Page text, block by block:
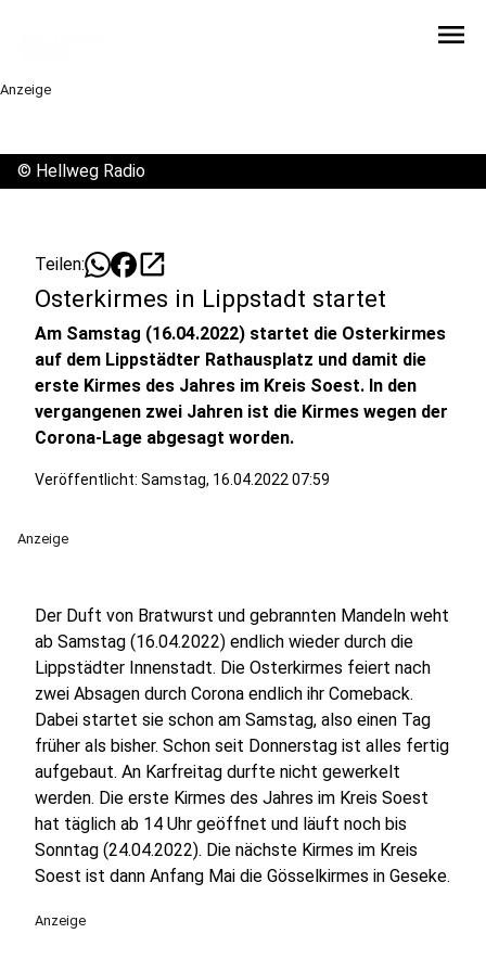
menu
Anzeige
© Hellweg Radio
Teilen: open_in_new
Osterkirmes in Lippstadt startet
Am Samstag (16.04.2022) startet die Osterkirmes
auf dem Lippstädter Rathausplatz und damit die
erste Kirmes des Jahres im Kreis Soest. In den
vergangenen zwei Jahren ist die Kirmes wegen der
Corona-Lage abgesagt worden.
Veröffentlicht: Samstag, 16.04.2022 07:59
Anzeige
Der Duft von Bratwurst und gebrannten Mandeln weht
ab Samstag (16.04.2022) endlich wieder durch die
Lippstädter Innenstadt. Die Osterkirmes feiert nach
zwei Absagen durch Corona endlich ihr Comeback.
Dabei startet sie schon am Samstag, also einen Tag
früher als bisher. Schon seit Donnerstag ist alles fertig
aufgebaut. An Karfreitag durfte nicht gewerkelt
werden. Die erste Kirmes des Jahres im Kreis Soest
hat täglich ab 14 Uhr geöffnet und läuft noch bis
Sonntag (24.04.2022). Die nächste Kirmes im Kreis
Soest ist dann Anfang Mai die Gösselkirmes in Geseke.
Anzeige